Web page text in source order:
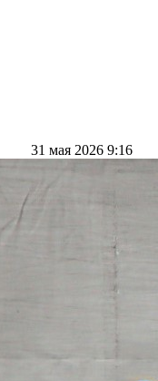
31 мая 2026 9:16